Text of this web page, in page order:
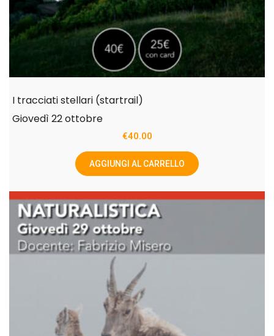
I tracciati stellari (startrail)
Giovedì 22 ottobre
€40.00
AGGIUNGI AL CARRELLO